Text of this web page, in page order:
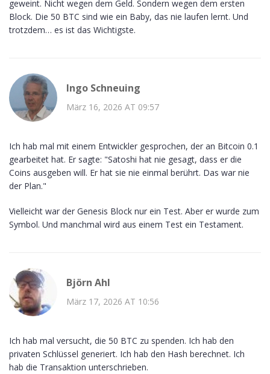
geweint. Nicht wegen dem Geld. Sondern wegen dem ersten
Block. Die 50 BTC sind wie ein Baby, das nie laufen lernt. Und
trotzdem… es ist das Wichtigste.
Ingo Schneuing
März 16, 2026 AT 09:57
Ich hab mal mit einem Entwickler gesprochen, der an Bitcoin 0.1
gearbeitet hat. Er sagte: "Satoshi hat nie gesagt, dass er die
Coins ausgeben will. Er hat sie nie einmal berührt. Das war nie
der Plan."
Vielleicht war der Genesis Block nur ein Test. Aber er wurde zum
Symbol. Und manchmal wird aus einem Test ein Testament.
Björn Ahl
März 17, 2026 AT 10:56
Ich hab mal versucht, die 50 BTC zu spenden. Ich hab den
privaten Schlüssel generiert. Ich hab den Hash berechnet. Ich
hab die Transaktion unterschrieben.